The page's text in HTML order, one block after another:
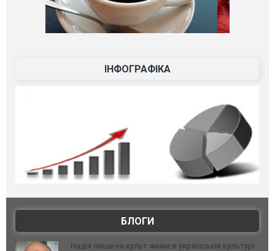
ІНФОГРАФІКА
БЛОГИ
Надія лише на культ жінки в українській культурі